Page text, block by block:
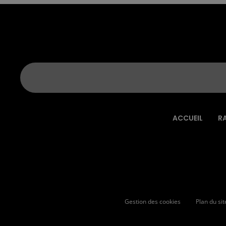
ACCUEIL
Gestion des cookies Plan du